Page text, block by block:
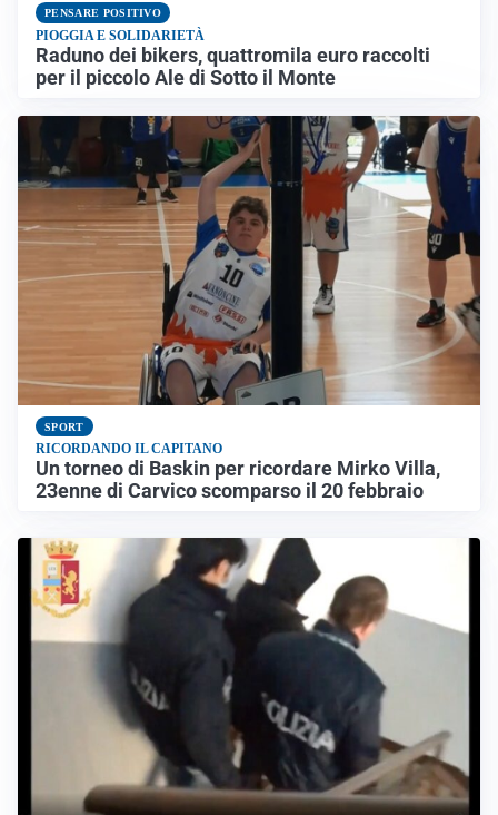
PENSARE POSITIVO
PIOGGIA E SOLIDARIETÀ
Raduno dei bikers, quattromila euro raccolti
per il piccolo Ale di Sotto il Monte
SPORT
RICORDANDO IL CAPITANO
Un torneo di Baskin per ricordare Mirko Villa,
23enne di Carvico scomparso il 20 febbraio